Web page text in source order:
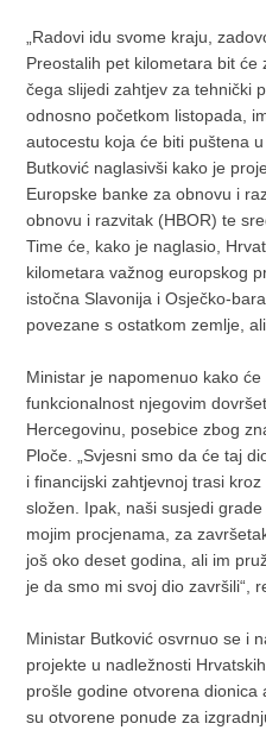
„Radovi idu svome kraju,
Preostalih pet kilometara bit
čega slijedi zahtjev za tehnički
odnosno početkom listopada,
autocestu koja će biti puštena
Butković naglasivši kako je
Europske banke za obnovu i
obnovu i razvitak (HBOR) te
Time će, kako je naglasio,
kilometara važnog europskog
istočna Slavonija i Osječko-
povezane s ostatkom zemlje,
Ministar je napomenuo kako
funkcionalnost njegovim
Hercegovinu, posebice zbog
Ploče. „Svjesni smo da će taj
i financijski zahtjevnoj trasi
složen. Ipak, naši susjedi
mojim procjenama, za
još oko deset godina, ali im
je da smo mi svoj dio završili“,
Ministar Butković osvrnuo se i
projekte u nadležnosti
prošle godine otvorena
su otvorene ponude za